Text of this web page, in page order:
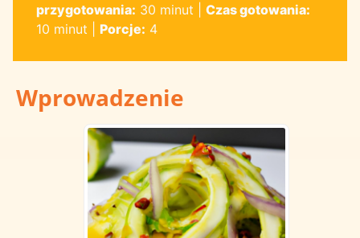
przygotowania: 30 minut
Czas gotowania:
10 minut
Porcje: 4
Wprowadzenie